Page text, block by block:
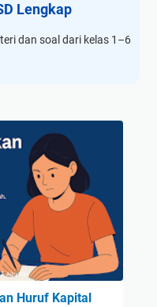
Lengkap
dan soal dari kelas 1–6
Huruf Kapital